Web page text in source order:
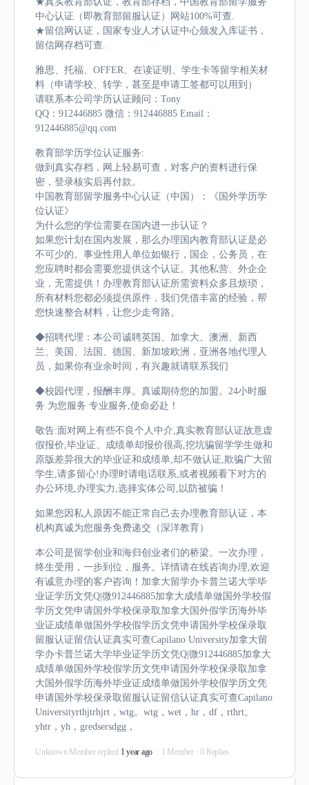
中心认证（即教育部留服认证）网站100%可查.
★留信网认证，国家专业人才认证中心颁发入库证书，
留信网存档可查.
雅思、托福、OFFER、在读证明、学生卡等留学相关材
料（申请学校、转学，甚至是申请工签都可以用到）
请联系本公司学历认证顾问：Tony
QQ：912446885 微信：912446885 Email：
912446885@qq.com
教育部学历学位认证服务:
做到真实存档，网上轻易可查，对客户的资料进行保
密，登录核实后再付款。
中国教育部留学服务中心认证（中国）：《国外学历学
位认证》
为什么您的学位需要在国内进一步认证？
如果您计划在国内发展，那么办理国内教育部认证是必
不可少的。事业性用人单位如银行，国企，公务员，在
您应聘时都会需要您提供这个认证。其他私营、外企企
业，无需提供！办理教育部认证所需资料众多且烦琐，
所有材料您都必须提供原件，我们凭借丰富的经验，帮
您快速整合材料，让您少走弯路。
◆招聘代理：本公司诚聘英国、加拿大、澳洲、新西
兰、美国、法国、德国、新加坡欧洲，亚洲各地代理人
员，如果你有业余时间，有兴趣就请联系我们
◆校园代理，报酬丰厚。真诚期待您的加盟。24小时服
务 为您服务 专业服务,使命必赴！
敬告:面对网上有些不良个人中介,真实教育部认证故意虚
假报价,毕业证、成绩单却报价很高,挖坑骗留学学生做和
原版差异很大的毕业证和成绩单,却不做认证,欺骗广大留
学生,请多留心!办理时请电话联系,或者视频看下对方的
办公环境,办理实力,选择实体公司,以防被骗！
如果您因私人原因不能正常自己去办理教育部认证，本
机构真诚为您服务免费递交（深洋教育）
本公司是留学创业和海归创业者们的桥梁。一次办理，
终生受用，一步到位，服务。详情请在线咨询办理,欢迎
有诚意办理的客户咨询！加拿大留学办卡普兰诺大学毕
业证学历文凭Q|微912446885加拿大成绩单做国外学校假
学历文凭申请国外学校保录取加拿大国外假学历海外毕
业证成绩单做国外学校假学历文凭申请国外学校保录取
留服认证留信认证真实可查Capilano University加拿大留
学办卡普兰诺大学毕业证学历文凭Q|微912446885加拿大
成绩单做国外学校假学历文凭申请国外学校保录取加拿
大国外假学历海外毕业证成绩单做国外学校假学历文凭
申请国外学校保录取留服认证留信认证真实可查Capilano
Universityrthjtrhjrt，wtg。wtg，wet，hr，df，rthrt。
yhtr，yh，gredsersdgg，
Unknown Member replied 1 year ago 1 Member · 0 Replies